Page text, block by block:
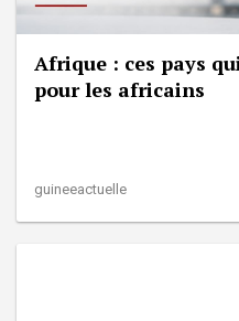
Afrique : ces pays
pour les africains
guineeactuelle